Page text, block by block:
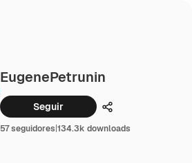
EugenePetrunin
Seguir Compartilhar
57 seguidores|134.3k downloads